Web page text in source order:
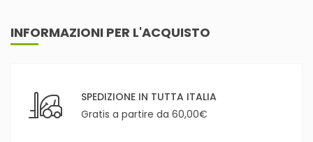
INFORMAZIONI PER L'ACQUISTO
SPEDIZIONE IN TUTTA ITALIA
Gratis a partire da 60,00€